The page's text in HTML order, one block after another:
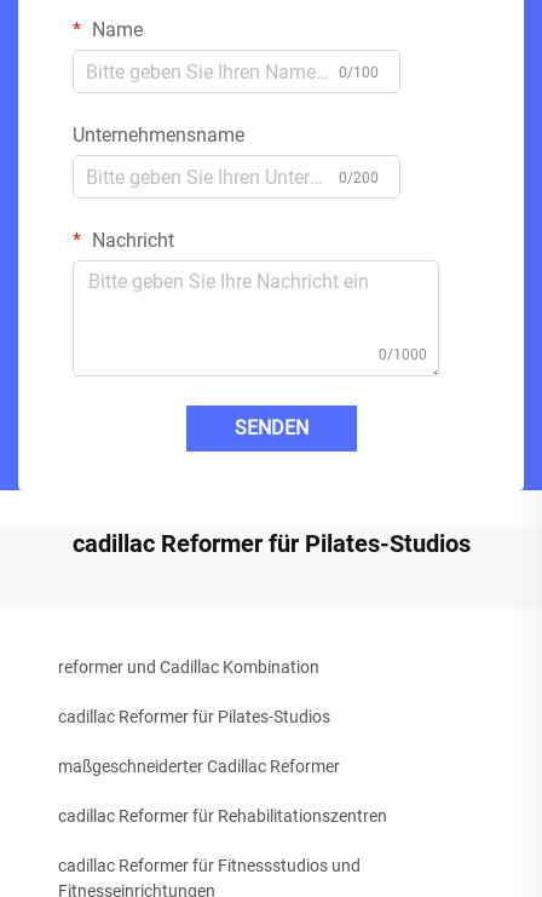
Name
0/100
Unternehmensname
0/200
Nachricht
0/1000
SENDEN
cadillac Reformer für Pilates-Studios
reformer und Cadillac Kombination
cadillac Reformer für Pilates-Studios
maßgeschneiderter Cadillac Reformer
cadillac Reformer für Rehabilitationszentren
cadillac Reformer für Fitnessstudios und
Fitnesseinrichtungen